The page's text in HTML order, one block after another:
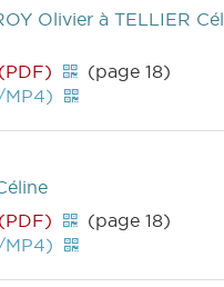
Olivier à TELLIER
(page 18)
MP4)
(page 18)
MP4)